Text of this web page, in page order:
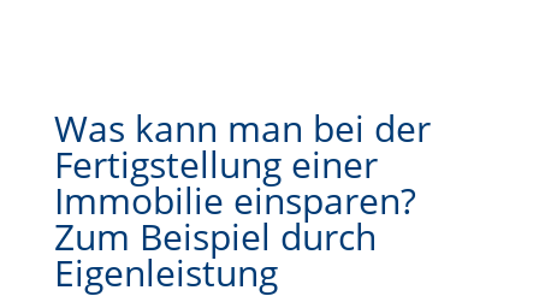
Was kann man bei der
Fertigstellung einer
Immobilie einsparen?
Zum Beispiel durch
Eigenleistung